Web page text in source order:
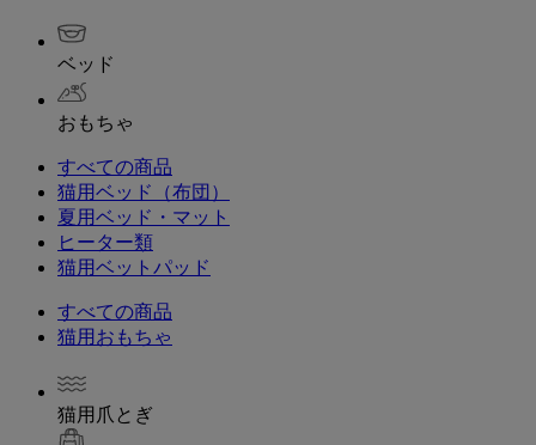
ベッド
おもちゃ
すべての商品
猫用ベッド（布団）
夏用ベッド・マット
ヒーター類
猫用ベットパッド
すべての商品
猫用おもちゃ
猫用爪とぎ